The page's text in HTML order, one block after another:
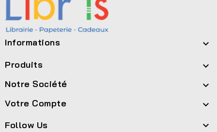
Informations 
Produits 
Notre Société 
Votre Compte 
Follow Us 